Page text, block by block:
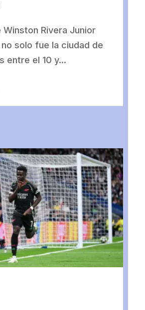
Winston Rivera Junior
solo fue la ciudad de
entre el 10 y...